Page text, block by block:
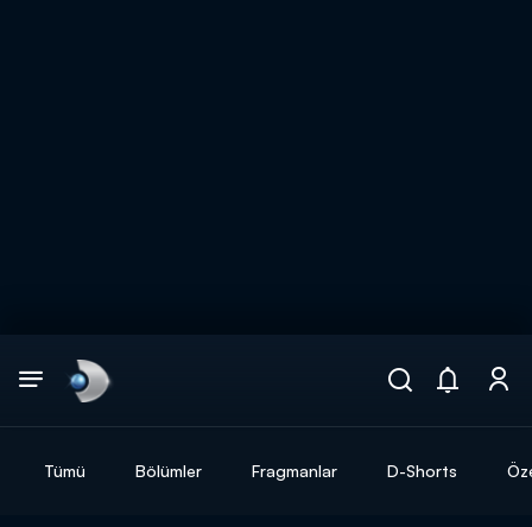
Tümü Bölümler Fragmanlar D-Shorts